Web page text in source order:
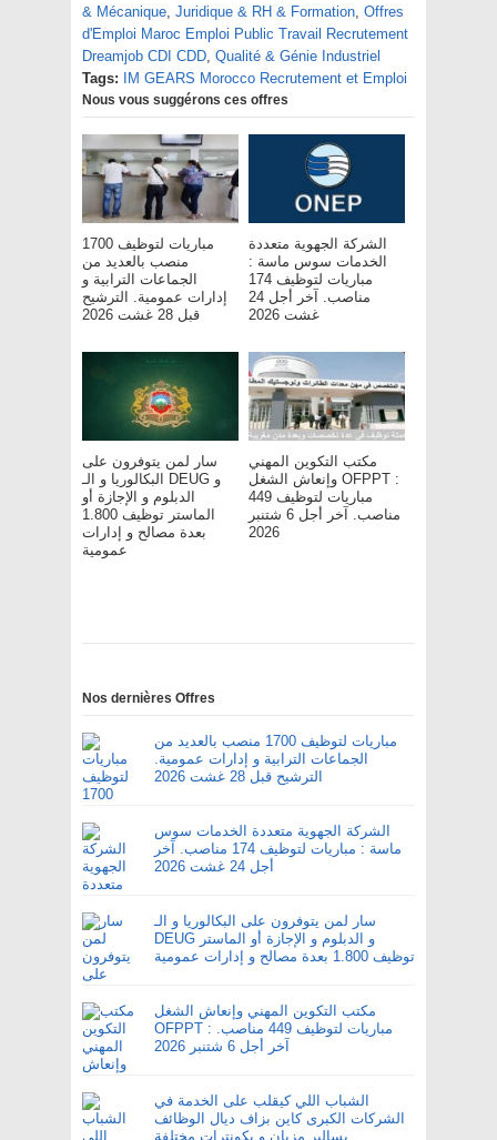
& Mécanique, Juridique & RH & Formation, Offres
d'Emploi Maroc Emploi Public Travail Recrutement
Dreamjob CDI CDD, Qualité & Génie Industriel
Tags:
IM GEARS Morocco Recrutement et Emploi
Nous vous suggérons ces offres
مباريات لتوظيف 1700
منصب بالعديد من
الجماعات الترابية و
إدارات عمومية. الترشيح
قبل 28 غشت 2026
الشركة الجهوية متعددة
الخدمات سوس ماسة :
مباريات لتوظيف 174
مناصب. آخر أجل 24
غشت 2026
سار لمن يتوفرون على
البكالوريا و الـ DEUG و
الدبلوم و الإجازة أو
الماستر توظيف 1.800
بعدة مصالح و إدارات
عمومية
مكتب التكوين المهني
وإنعاش الشغل OFPPT :
مباريات لتوظيف 449
مناصب. آخر أجل 6 شتنبر
2026
Nos dernières Offres
مباريات لتوظيف 1700 منصب بالعديد من
الجماعات الترابية و إدارات عمومية.
الترشيح قبل 28 غشت 2026
الشركة الجهوية متعددة الخدمات سوس
ماسة : مباريات لتوظيف 174 مناصب. آخر
أجل 24 غشت 2026
سار لمن يتوفرون على البكالوريا و الـ
DEUG و الدبلوم و الإجازة أو الماستر
توظيف 1.800 بعدة مصالح و إدارات عمومية
مكتب التكوين المهني وإنعاش الشغل
OFPPT : مباريات لتوظيف 449 مناصب.
آخر أجل 6 شتنبر 2026
الشباب اللي كيقلب على الخدمة في
الشركات الكبرى كاين بزاف ديال الوظائف
بسالير مزيان و بكونترات مختلفة